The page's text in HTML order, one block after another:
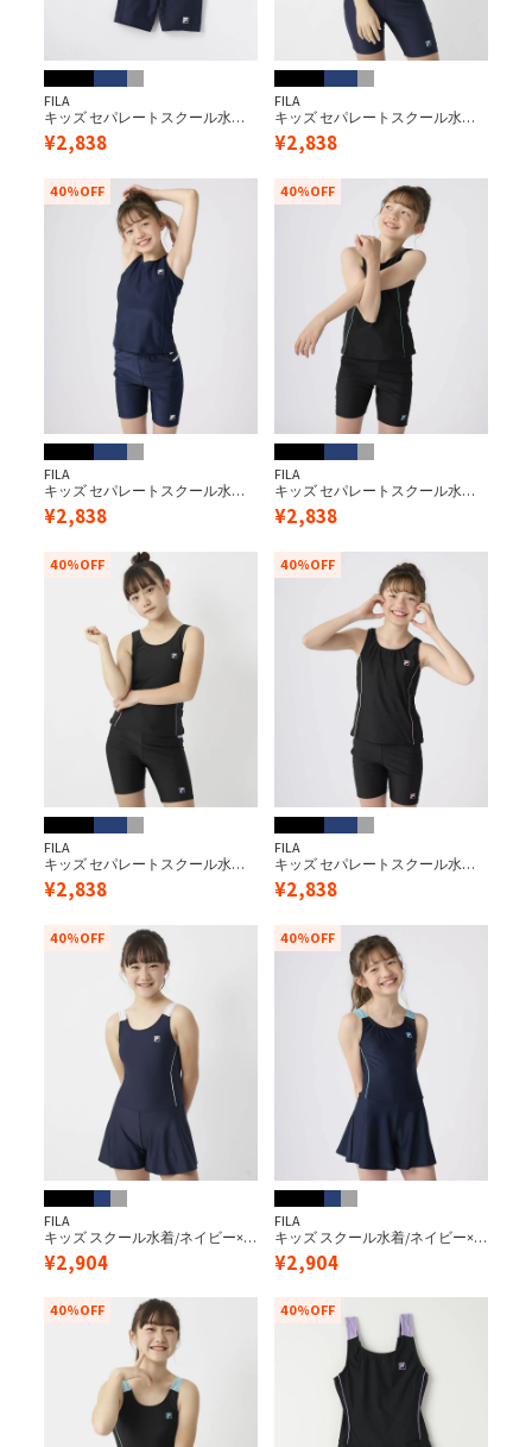
FILA
キッズ セパレートスクール水着/
ネイビー×ホワイト
¥2,838
FILA
キッズ セパレートスクール水着/
ネイビー×サックス
¥2,838
FILA
キッズ セパレートスクール水着/
ネイビー×ネイビー
40%OFF
¥2,838
FILA
キッズ セパレートスクール水着/
ブラック×サックス
40%OFF
¥2,838
FILA
キッズ セパレートスクール水着/
ブラック×パープル
40%OFF
¥2,838
FILA
キッズ セパレートスクール水着/
ブラック×ピンク
40%OFF
¥2,838
FILA
キッズ スクール水着/ネイビー×
ホワイト（キュロットワンピー
ス）
40%OFF
¥2,904
FILA
キッズ スクール水着/ネイビー×
サックス（キュロットワンピー
ス）
40%OFF
¥2,904
40%OFF 40%OFF